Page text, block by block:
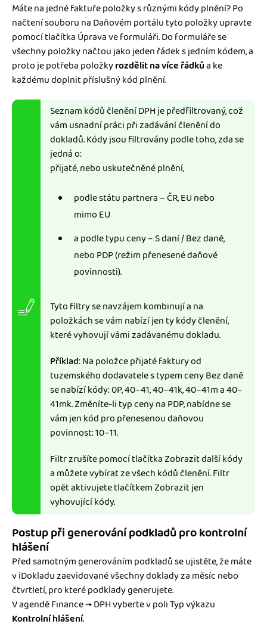
Máte na jedné faktuře položky s různými kódy plnění? Po
načtení souboru na Daňovém portálu tyto položky upravte
pomocí tlačítka Úprava ve formuláři. Do formuláře se
všechny položky načtou jako jeden řádek s jedním kódem, a
proto je potřeba položkyrozdělit na více řádkůa ke
každému doplnit příslušný kód plnění.
Seznam kódů členění DPH je předfiltrovaný, což
vám usnadní práci při zadávání členění do
dokladů. Kódy jsou filtrovány podle toho, zda se
jedná o:
přijaté, nebo uskutečněné plnění,
podle státu partnera – ČR, EU nebo
mimo EU
a podle typu ceny – S daní / Bez daně,
nebo PDP (režim přenesené daňové
povinnosti).
Tyto filtry se navzájem kombinují a na
položkách se vám nabízí jen ty kódy členění,
které vyhovují vámi zadávanému dokladu.
Příklad: Na položce přijaté faktury od
tuzemského dodavatele s typem ceny Bez daně
se nabízí kódy: 0P, 40–41, 40–41k, 40–41m a 40–
41mk. Změníte-li typ ceny na PDP, nabídne se
vám jen kód pro přenesenou daňovou
povinnost: 10–11.
Filtr zrušíte pomocí tlačítka Zobrazit další kódy
a můžete vybírat ze všech kódů členění. Filtr
opět aktivujete tlačítkem Zobrazit jen
vyhovující kódy.
Postup při generování podkladů pro kontrolní
hlášení
Před samotným generováním podkladů se ujistěte, že máte
v iDokladu zaevidované všechny doklady za měsíc nebo
čtvrtletí, pro které podklady generujete.
V agendě Finance → DPH vyberte v poli Typ výkazu
Kontrolní hlášení.